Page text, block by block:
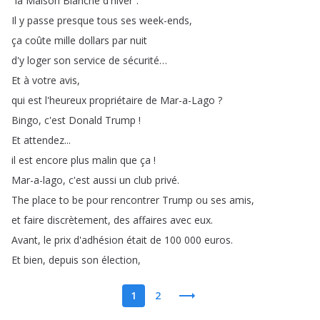
Il y passe presque tous ses week-ends,
ça coûte mille dollars par nuit
d'y loger son service de sécurité…
Et à votre avis,
qui est l'heureux propriétaire de Mar-a-Lago ?
Bingo, c'est Donald Trump !
Et attendez...
il est encore plus malin que ça !
Mar-a-lago, c'est aussi un club privé.
The place to be pour rencontrer Trump ou ses amis,
et faire discrètement, des affaires avec eux.
Avant, le prix d'adhésion était de 100 000 euros.
Et bien, depuis son élection,
1 2